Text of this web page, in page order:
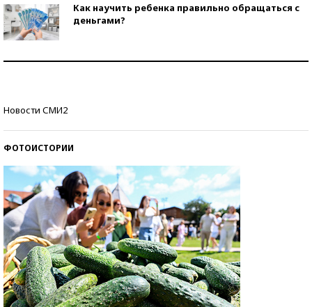
Как научить ребенка правильно обращаться с
деньгами?
Новости СМИ2
ФОТОИСТОРИИ